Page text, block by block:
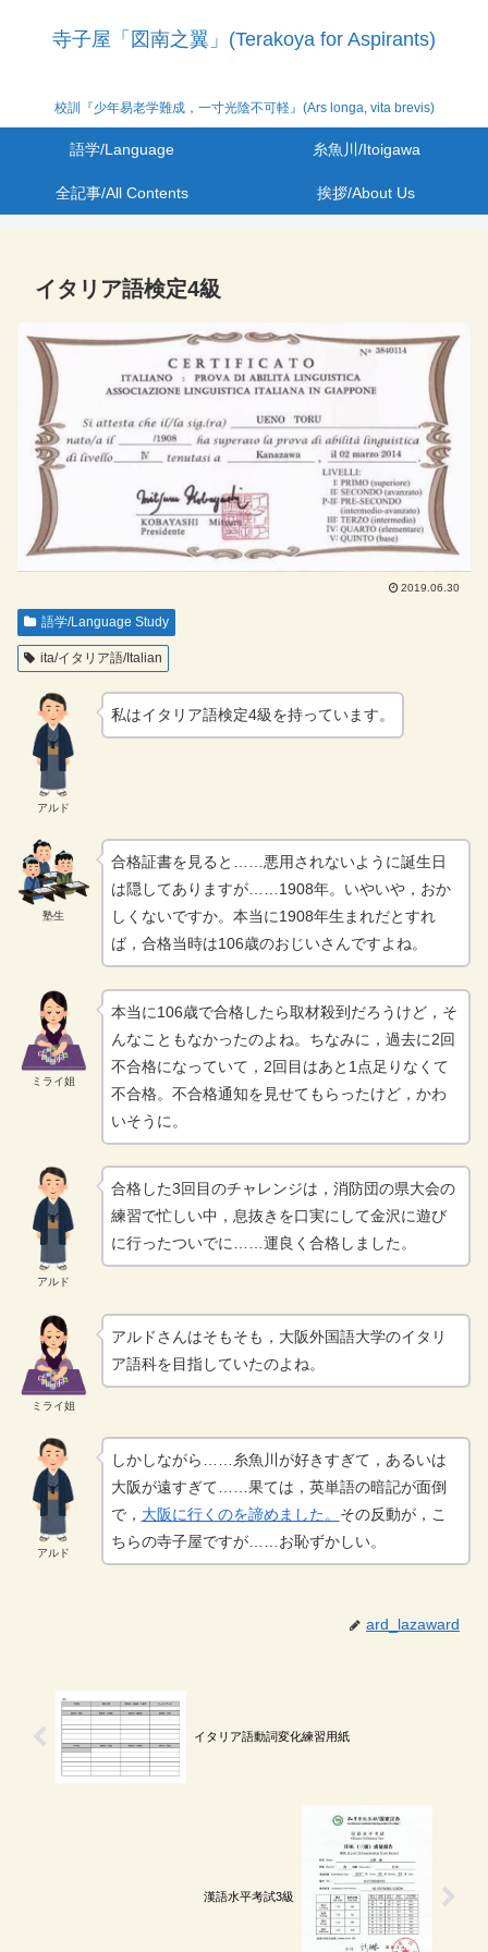
寺子屋「図南之翼」(Terakoya for Aspirants)
校訓『少年易老学難成，一寸光陰不可軽』(Ars longa, vita brevis)
語学/Language 糸魚川/Itoigawa
全記事/All Contents 挨拶/About Us
イタリア語検定4級
2019.06.30
語学/Language Study
ita/イタリア語/Italian
アルド
私はイタリア語検定4級を持っています。
塾生
合格証書を見ると……悪用されないように誕生日
は隠してありますが……1908年。いやいや，おか
しくないですか。本当に1908年生まれだとすれ
ば，合格当時は106歳のおじいさんですよね。
ミライ姐
本当に106歳で合格したら取材殺到だろうけど，そ
んなこともなかったのよね。ちなみに，過去に2回
不合格になっていて，2回目はあと1点足りなくて
不合格。不合格通知を見せてもらったけど，かわ
いそうに。
アルド
合格した3回目のチャレンジは，消防団の県大会の
練習で忙しい中，息抜きを口実にして金沢に遊び
に行ったついでに……運良く合格しました。
ミライ姐
アルドさんはそもそも，大阪外国語大学のイタリ
ア語科を目指していたのよね。
アルド
しかしながら……糸魚川が好きすぎて，あるいは
大阪が遠すぎて……果ては，英単語の暗記が面倒
で， 大阪に行くのを諦めました。 その反動が，こ
ちらの寺子屋ですが……お恥ずかしい。
ard_lazaward
イタリア語動詞変化練習用紙
漢語水平考試3級